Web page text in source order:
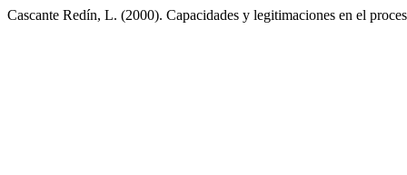
Cascante Redín, L. (2000). Capacidades y legitimaciones en el